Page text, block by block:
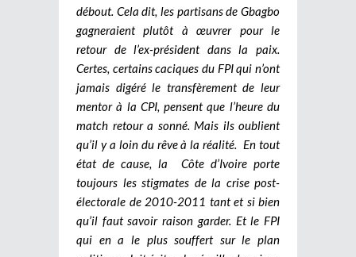
débout. Cela dit, les partisans de Gbagbo
gagneraient plutôt à œuvrer pour le
retour de l’ex-président dans la paix.
Certes, certains caciques du FPI qui n’ont
jamais digéré le transfèrement de leur
mentor à la CPI, pensent que l’heure du
match retour a sonné. Mais ils oublient
qu’il y a loin du rêve à la réalité. En tout
état de cause, la Côte d’Ivoire porte
toujours les stigmates de la crise post-
électorale de 2010-2011 tant et si bien
qu’il faut savoir raison garder. Et le FPI
qui en a le plus souffert sur le plan